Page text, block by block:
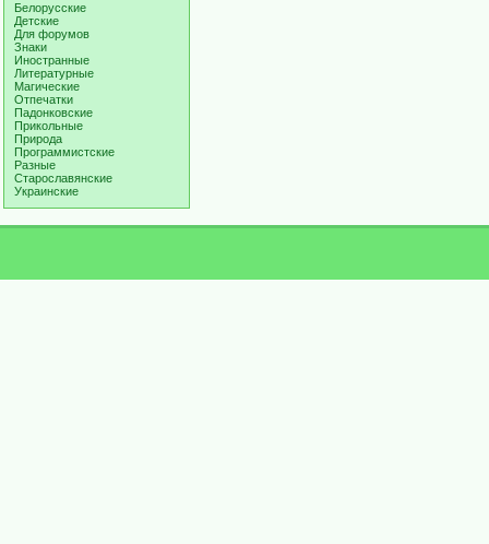
Белорусские
Детские
Для форумов
Знаки
Иностранные
Литературные
Магические
Отпечатки
Падонковские
Прикольные
Природа
Программистские
Разные
Старославянские
Украинские